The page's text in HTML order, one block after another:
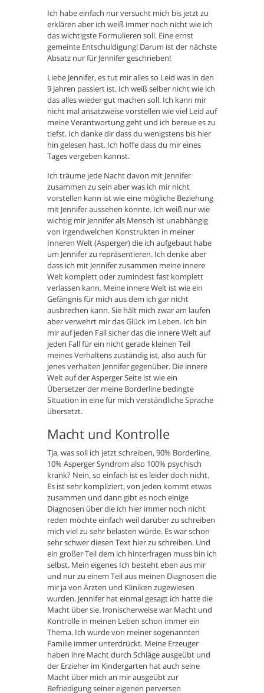
Ich habe einfach nur versucht mich bis jetzt zu
erklären aber ich weiß immer noch nicht wie ich
das wichtigste Formulieren soll. Eine ernst
gemeinte Entschuldigung! Darum ist der nächste
Absatz nur für Jennifer geschrieben!
Liebe Jennifer, es tut mir alles so Leid was in den
9 Jahren passiert ist. Ich weiß selber nicht wie ich
das alles wieder gut machen soll. Ich kann mir
nicht mal ansatzweise vorstellen wie viel Leid auf
meine Verantwortung geht und ich bereue es zu
tiefst. Ich danke dir dass du wenigstens bis hier
hin gelesen hast. Ich hoffe dass du mir eines
Tages vergeben kannst.
Ich träume jede Nacht davon mit Jennifer
zusammen zu sein aber was ich mir nicht
vorstellen kann ist wie eine mögliche Beziehung
mit Jennifer aussehen könnte. Ich weiß nur wie
wichtig mir Jennifer als Mensch ist unabhängig
von irgendwelchen Konstrukten in meiner
Inneren Welt (Asperger) die ich aufgebaut habe
um Jennifer zu repräsentieren. Ich denke aber
dass ich mit Jennifer zusammen meine innere
Welt komplett oder zumindest fast komplett
verlassen kann. Meine innere Welt ist wie ein
Gefängnis für mich aus dem ich gar nicht
ausbrechen kann. Sie hält mich zwar am laufen
aber verwehrt mir das Glück im Leben. Ich bin
mir auf jeden Fall sicher das die innere Welt auf
jeden Fall für ein nicht gerade kleinen Teil
meines Verhaltens zuständig ist, also auch für
jenes verhalten Jennifer gegenüber. Die innere
Welt auf der Asperger Seite ist wie ein
Übersetzer der meine Borderline bedingte
Situation in eine für mich verständliche Sprache
übersetzt.
Macht und Kontrolle
Tja, was soll ich jetzt schreiben, 90% Borderline,
10% Asperger Syndrom also 100% psychisch
krank? Nein, so einfach ist es leider doch nicht.
Es ist sehr kompliziert, von jeden kommt etwas
zusammen und dann gibt es noch einige
Diagnosen über die ich hier immer noch nicht
reden möchte einfach weil darüber zu schreiben
mich viel zu sehr belasten würde. Es war schon
sehr schwer diesen Text hier zu schreiben. Und
ein großer Teil dem ich hinterfragen muss bin ich
selbst. Mein eigenes Ich besteht eben aus mir
und nur zu einem Teil aus meinen Diagnosen die
mir ja von Ärzten und Kliniken zugewiesen
wurden. Jennifer hat einmal gesagt ich hatte die
Macht über sie. Ironischerweise war Macht und
Kontrolle in meinen Leben schon immer ein
Thema. Ich wurde von meiner sogenannten
Familie immer unterdrückt. Meine Erzeuger
haben ihre Macht durch Schläge ausgeübt und
der Erzieher im Kindergarten hat auch seine
Macht über mich an mir ausgeübt zur
Befriedigung seiner eigenen perversen